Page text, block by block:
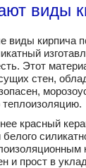
виды
виды кирпича
Этот
стен,
теплоизоляцию.
красный
и прост в